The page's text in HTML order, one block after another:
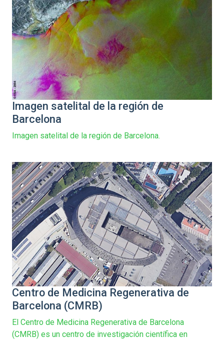
Imagen satelital de la región de
Barcelona
Imagen satelital de la región de Barcelona.
Centro de Medicina Regenerativa de
Barcelona (CMRB)
El Centro de Medicina Regenerativa de Barcelona
(CMRB) es un centro de investigación científica en